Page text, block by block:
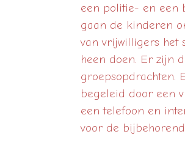
een politie- en een
gaan de kinderen
van vrijwilligers het
heen doen. Er zijn
groepsopdrachten.
begeleid door een
een telefoon en
voor de